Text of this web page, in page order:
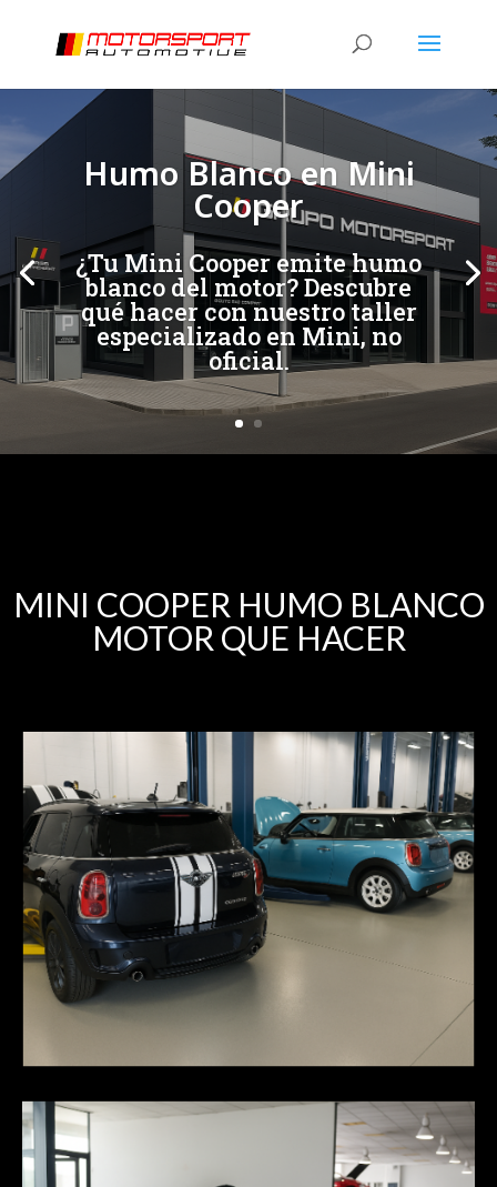
Humo Blanco en Mini
Cooper
¿Tu Mini Cooper emite humo
blanco del motor? Descubre
qué hacer con nuestro taller
especializado en Mini, no
oficial.
[/et_pb_slide][/et_pb_slide]
MINI COOPER HUMO BLANCO
MOTOR QUE HACER